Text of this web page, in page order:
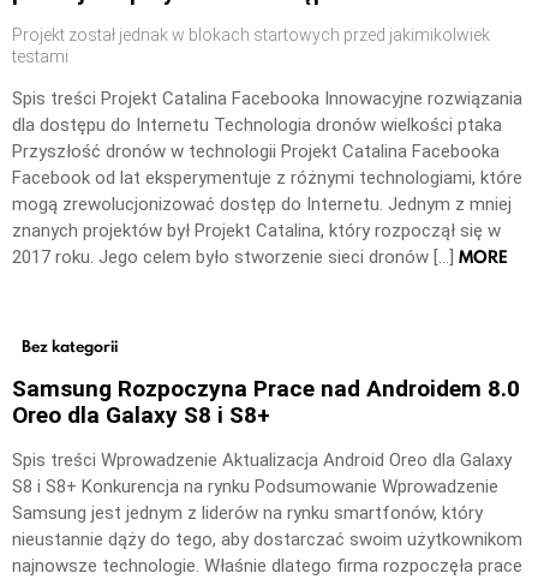
Projekt został jednak w blokach startowych przed jakimikolwiek
testami
Spis treści Projekt Catalina Facebooka Innowacyjne rozwiązania
dla dostępu do Internetu Technologia dronów wielkości ptaka
Przyszłość dronów w technologii Projekt Catalina Facebooka
Facebook od lat eksperymentuje z różnymi technologiami, które
mogą zrewolucjonizować dostęp do Internetu. Jednym z mniej
znanych projektów był Projekt Catalina, który rozpoczął się w
2017 roku. Jego celem było stworzenie sieci dronów […] MORE
Bez kategorii
Samsung Rozpoczyna Prace nad Androidem 8.0
Oreo dla Galaxy S8 i S8+
Spis treści Wprowadzenie Aktualizacja Android Oreo dla Galaxy
S8 i S8+ Konkurencja na rynku Podsumowanie Wprowadzenie
Samsung jest jednym z liderów na rynku smartfonów, który
nieustannie dąży do tego, aby dostarczać swoim użytkownikom
najnowsze technologie. Właśnie dlatego firma rozpoczęła prace